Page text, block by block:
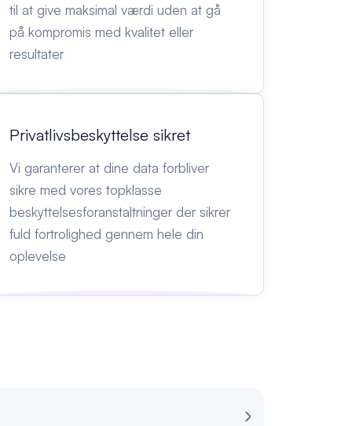
til at give maksimal værdi uden at gå
på kompromis med kvalitet eller
resultater
Privatlivsbeskyttelse sikret
Vi garanterer at dine data forbliver
sikre med vores topklasse
beskyttelsesforanstaltninger der sikrer
fuld fortrolighed gennem hele din
oplevelse